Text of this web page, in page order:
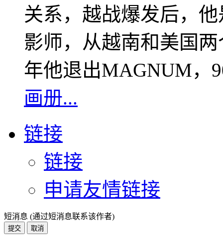
关系，越战爆发后，
影师，从越南和美国
年他退出MAGNUM，
画册...
链接
链接
申请友情链接
短消息 (通过短消息联系该作者)